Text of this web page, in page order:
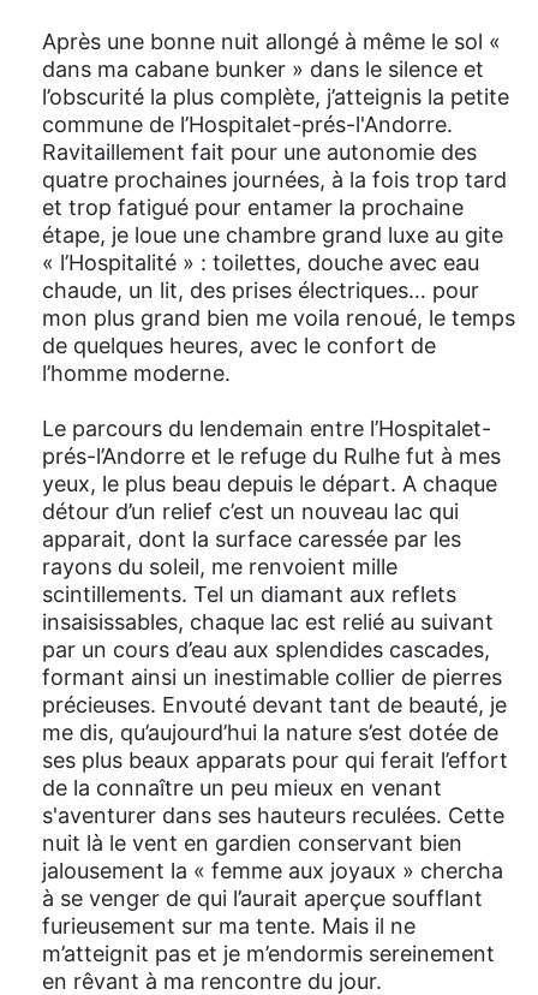
Après une bonne nuit allongé à même le sol «
dans ma cabane bunker » dans le silence et
l’obscurité la plus complète, j’atteignis la petite
commune de l’Hospitalet-prés-l'Andorre.
Ravitaillement fait pour une autonomie des
quatre prochaines journées, à la fois trop tard
et trop fatigué pour entamer la prochaine
étape, je loue une chambre grand luxe au gite
« l’Hospitalité » : toilettes, douche avec eau
chaude, un lit, des prises électriques… pour
mon plus grand bien me voila renoué, le temps
de quelques heures, avec le confort de
l’homme moderne.
Le parcours du lendemain entre l’Hospitalet-
prés-l’Andorre et le refuge du Rulhe fut à mes
yeux, le plus beau depuis le départ. A chaque
détour d’un relief c’est un nouveau lac qui
apparait, dont la surface caressée par les
rayons du soleil, me renvoient mille
scintillements. Tel un diamant aux reflets
insaisissables, chaque lac est relié au suivant
par un cours d’eau aux splendides cascades,
formant ainsi un inestimable collier de pierres
précieuses. Envouté devant tant de beauté, je
me dis, qu’aujourd’hui la nature s’est dotée de
ses plus beaux apparats pour qui ferait l’effort
de la connaître un peu mieux en venant
s'aventurer dans ses hauteurs reculées. Cette
nuit là le vent en gardien conservant bien
jalousement la « femme aux joyaux » chercha
à se venger de qui l’aurait aperçue soufflant
furieusement sur ma tente. Mais il ne
m’atteignit pas et je m’endormis sereinement
en rêvant à ma rencontre du jour.